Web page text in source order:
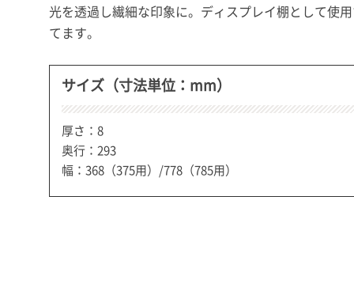
光を透過し繊細な印象に。ディスプレイ棚として使
てます。
サイズ（寸法単位：mm）
厚さ：8
奥行：293
幅：368（375用）/778（785用）